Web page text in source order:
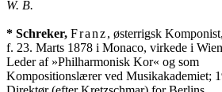
W. B.
* Schreker, Franz, østerrigsk Komponist,
f. 23. Marts 1878 i Monaco, virkede i
Leder af »Philharmonisk Kor« og som
Kompositionslærer ved Musikakademiet;